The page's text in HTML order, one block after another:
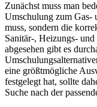
Zunächst muss man
Umschulung zum Gas-
muss, sondern die
Sanitär-, Heizungs-
abgesehen gibt es
eine größtmögliche
festgelegt hat, sollte
Suche nach der